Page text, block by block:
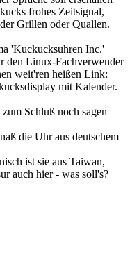
frohes Zeitsignal,
Grillen oder Quallen.
'Kuckucksuhren Inc.'
den Linux-Fachverwender
weit'ren heißen Link:
mit Kalender.
Schluß noch sagen
die Uhr aus deutschem
ist sie aus Taiwan,
auch hier - was soll's?